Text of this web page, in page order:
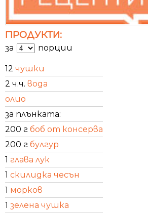
ПРОДУКТИ:
за порции
12 чушки
2 ч.ч. вода
олио
за плънката:
200 г боб от консерва
200 г булгур
1 глава лук
1 скилидка чесън
1 морков
1 зелена чушка